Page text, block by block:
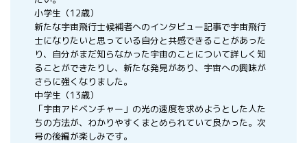
小学生（12歳）
新たな宇宙飛行士候補者へのインタビュー記事で宇宙飛行
士になりたいと思っている自分と共感できることがあった
り、自分がまだ知らなかった宇宙のことについて詳しく知
ることができたりし、新たな発見があり、宇宙への興味が
さらに強くなりました。
中学生（13歳）
「宇宙アドベンチャー」の光の速度を求めようとした人た
ちの方法が、わかりやすくまとめられていて良かった。次
号の後編が楽しみです。